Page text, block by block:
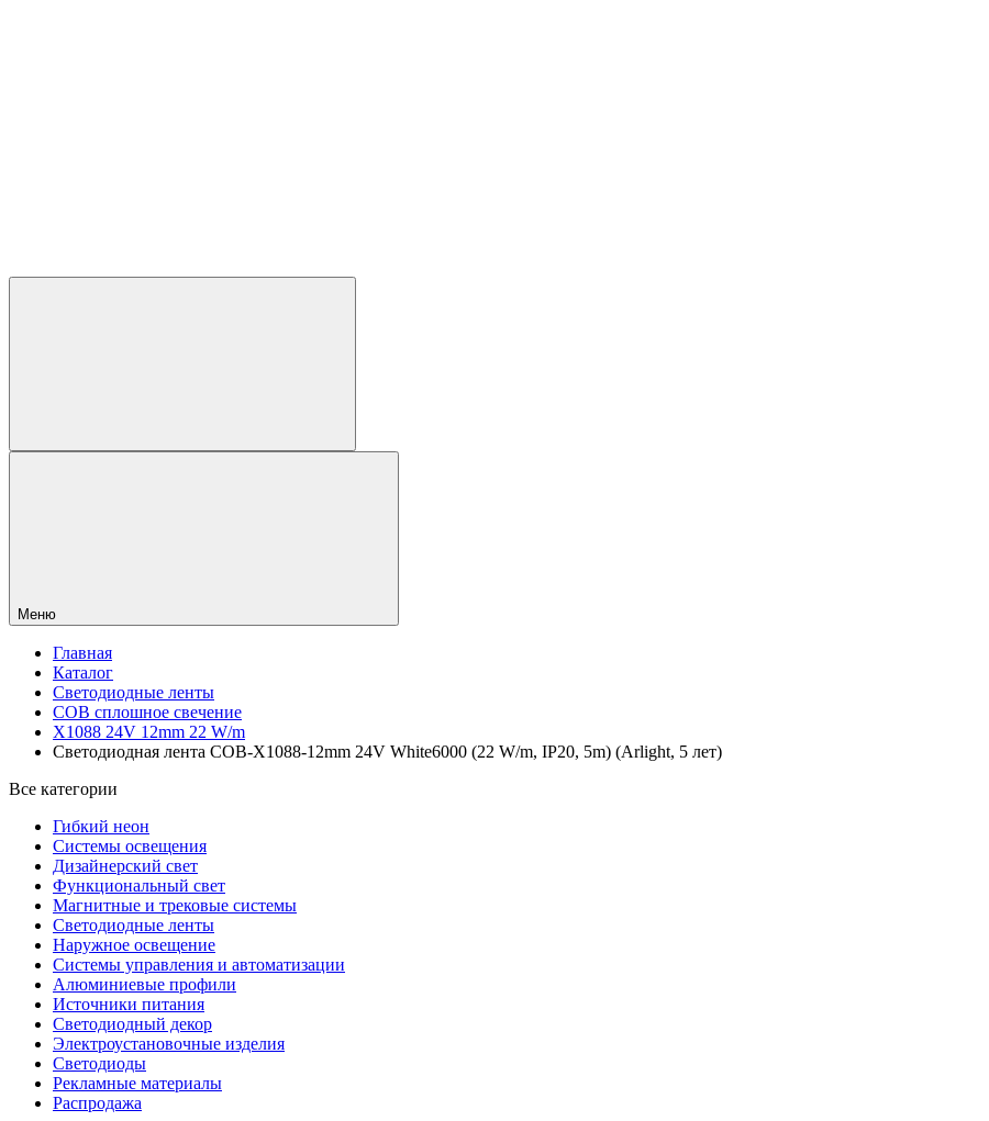
Меню
Главная
Каталог
Светодиодные ленты
COB сплошное свечение
X1088 24V 12mm 22 W/m
Светодиодная лента COB-X1088-12mm 24V White6000 (22 W/m, IP20, 5m) (Arlight, 5 лет)
Все категории
Гибкий неон
Системы освещения
Дизайнерский свет
Функциональный свет
Магнитные и трековые системы
Светодиодные ленты
Наружное освещение
Системы управления и автоматизации
Алюминиевые профили
Источники питания
Светодиодный декор
Электроустановочные изделия
Светодиоды
Рекламные материалы
Распродажа